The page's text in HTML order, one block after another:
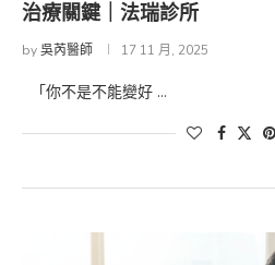
治療關鍵｜法瑞診所
by吳芮醫師 17 11 月, 2025
「你不是不能變好 …